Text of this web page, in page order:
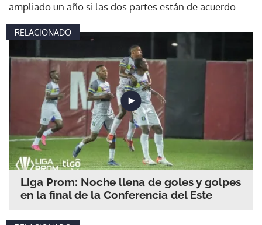
ampliado un año si las dos partes están de acuerdo.
RELACIONADO
Liga Prom: Noche llena de goles y golpes
en la final de la Conferencia del Este